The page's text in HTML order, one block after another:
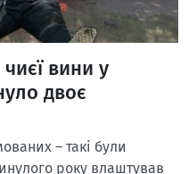
чиєї вини у
двоє
– такі були
року влаштував